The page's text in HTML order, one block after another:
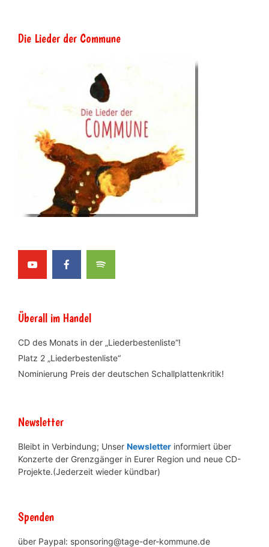
Die Lieder der Commune
Überall im Handel
CD des Monats in der „Liederbestenliste“!
Platz 2 „Liederbestenliste“
Nominierung Preis der deutschen Schallplattenkritik!
Newsletter
Bleibt in Verbindung; Unser Newsletter informiert über
Konzerte der Grenzgänger in Eurer Region und neue CD-
Projekte.(Jederzeit wieder kündbar)
Spenden
über Paypal: sponsoring@tage-der-kommune.de